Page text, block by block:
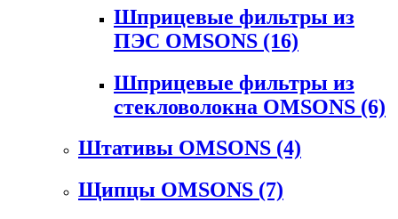
Шприцевые фильтры из
ПЭС OMSONS (16)
Шприцевые фильтры из
стекловолокна OMSONS (6)
Штативы OMSONS (4)
Щипцы OMSONS (7)